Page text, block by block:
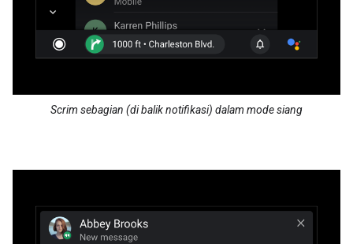
Scrim sebagian (di balik notifikasi) dalam mode siang